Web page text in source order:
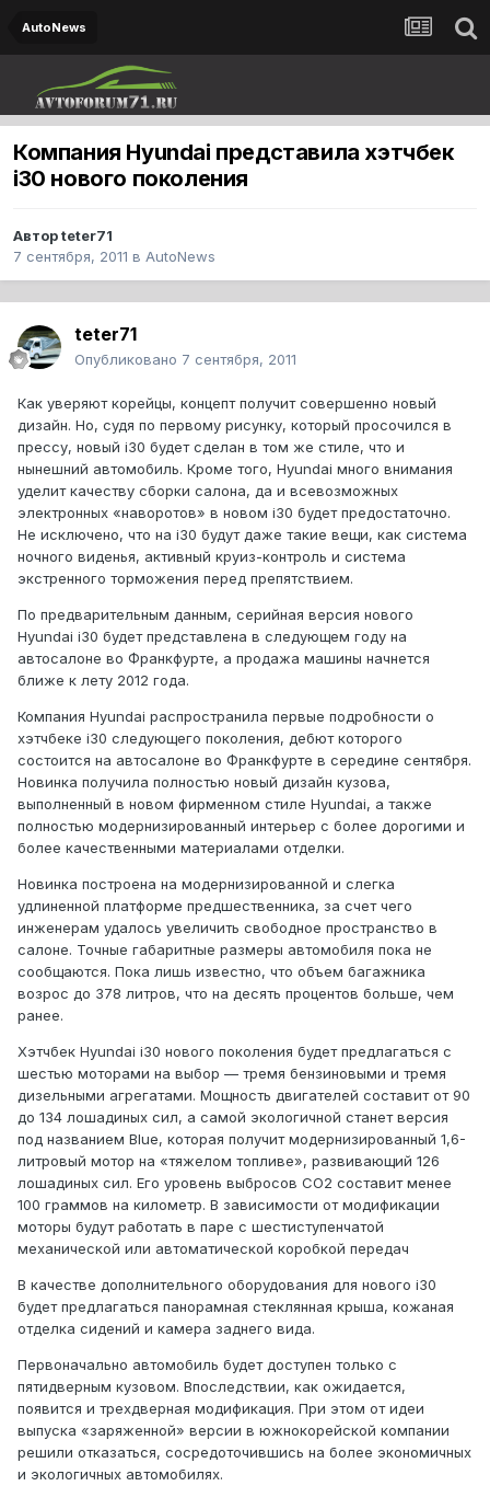
AutoNews
Компания Hyundai представила хэтчбек
i30 нового поколения
Авторteter71
7 сентября, 2011 в AutoNews
teter71
Опубликовано 7 сентября, 2011
Как уверяют корейцы, концепт получит совершенно новый
дизайн. Но, судя по первому рисунку, который просочился в
прессу, новый i30 будет сделан в том же стиле, что и
нынешний автомобиль. Кроме того, Hyundai много внимания
уделит качеству сборки салона, да и всевозможных
электронных «наворотов» в новом i30 будет предостаточно.
Не исключено, что на i30 будут даже такие вещи, как система
ночного виденья, активный круиз-контроль и система
экстренного торможения перед препятствием.
По предварительным данным, серийная версия нового
Hyundai i30 будет представлена в следующем году на
автосалоне во Франкфурте, а продажа машины начнется
ближе к лету 2012 года.
Компания Hyundai распространила первые подробности о
хэтчбеке i30 следующего поколения, дебют которого
состоится на автосалоне во Франкфурте в середине сентября.
Новинка получила полностью новый дизайн кузова,
выполненный в новом фирменном стиле Hyundai, а также
полностью модернизированный интерьер с более дорогими и
более качественными материалами отделки.
Новинка построена на модернизированной и слегка
удлиненной платформе предшественника, за счет чего
инженерам удалось увеличить свободное пространство в
салоне. Точные габаритные размеры автомобиля пока не
сообщаются. Пока лишь известно, что объем багажника
возрос до 378 литров, что на десять процентов больше, чем
ранее.
Хэтчбек Hyundai i30 нового поколения будет предлагаться с
шестью моторами на выбор — тремя бензиновыми и тремя
дизельными агрегатами. Мощность двигателей составит от 90
до 134 лошадиных сил, а самой экологичной станет версия
под названием Blue, которая получит модернизированный 1,6-
литровый мотор на «тяжелом топливе», развивающий 126
лошадиных сил. Его уровень выбросов CO2 составит менее
100 граммов на километр. В зависимости от модификации
моторы будут работать в паре с шестиступенчатой
механической или автоматической коробкой передач
В качестве дополнительного оборудования для нового i30
будет предлагаться панорамная стеклянная крыша, кожаная
отделка сидений и камера заднего вида.
Первоначально автомобиль будет доступен только с
пятидверным кузовом. Впоследствии, как ожидается,
появится и трехдверная модификация. При этом от идеи
выпуска «заряженной» версии в южнокорейской компании
решили отказаться, сосредоточившись на более экономичных
и экологичных автомобилях.